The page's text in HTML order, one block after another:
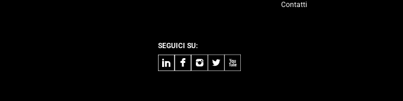
Contatti
SEGUICI SU:
LinkedInFacebook
Instagram
TwitterYoutube